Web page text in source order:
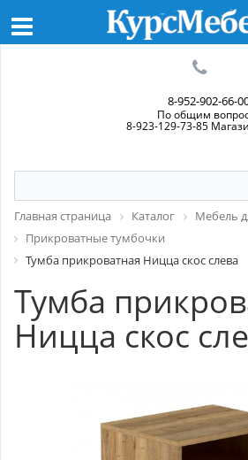
8-952-902-66-
По общим
8-923-129-73-85
Главная страница Каталог
Мебель
Прикроватные тумбочки
Тумба прикроватная Ницца скос слева
Тумба
Ницца скос